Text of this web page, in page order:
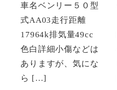
車名ベンリー５０型
式AA03走行距離
17964k排気量49cc
色白詳細小傷などは
ありますが、気にな
ら […]